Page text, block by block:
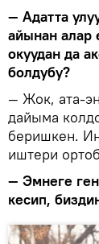
— Адатта
айынан алар
окуудан да
болдубу?
— Жок, ата-
дайыма
беришкен.
иштери
— Эмнеге
кесип,